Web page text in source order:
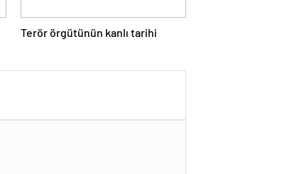
Terör örgütünün kanlı tarihi